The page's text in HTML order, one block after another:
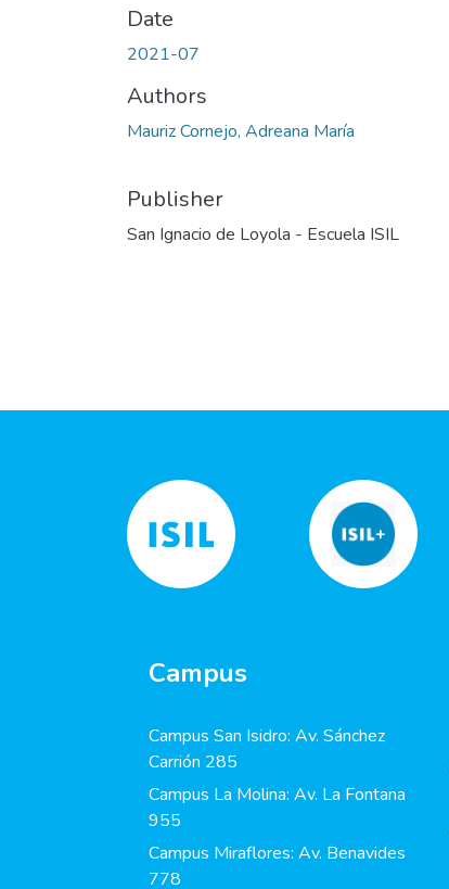
Date
2021-07
Authors
Mauriz Cornejo, Adreana María
Publisher
San Ignacio de Loyola - Escuela ISIL
Campus
Campus San Isidro: Av. Sánchez
Carrión 285
Campus La Molina: Av. La Fontana
955
Campus Miraflores: Av. Benavides
778